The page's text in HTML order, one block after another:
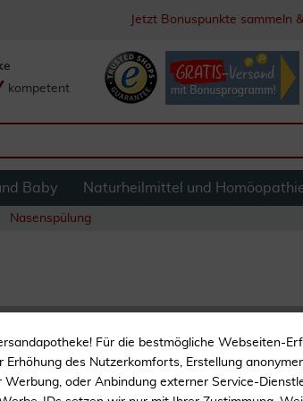
Jetzt Bonuspunkte sammeln
kompetent
Baby Naturheilmittel und
Nasenspülung
Bei Schnupfen
Für die bestmögliche Webseiten-
Erhöhung des Nutzerkomforts, Erstellung
oder Anbindung externer Service-